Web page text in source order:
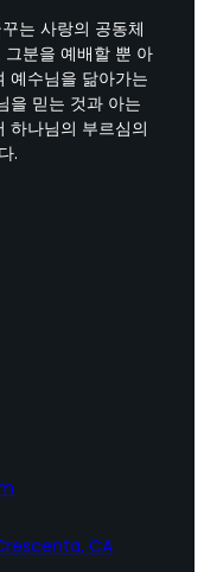
는 사랑의 공동체
분을 예배할 뿐 아
예수님을 닮아가는
을 믿는 것과 아는
하나님의 부르심의
.
CA